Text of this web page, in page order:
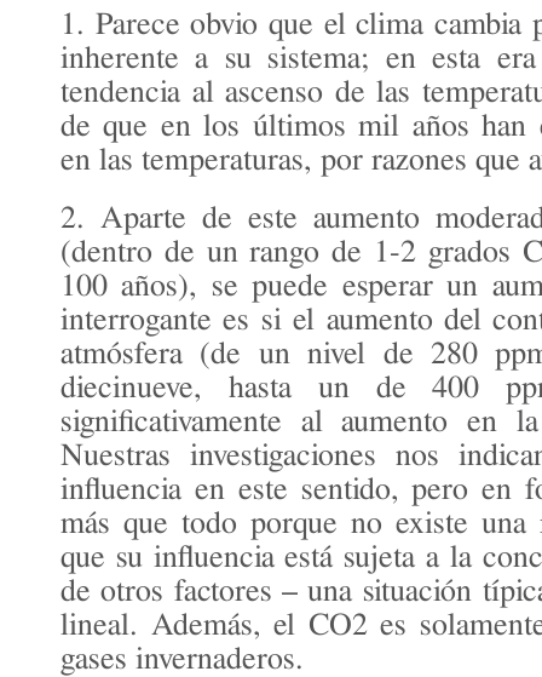
1. Parece obvio que el clima cambia
inherente a su sistema; en esta
tendencia al ascenso de las
de que en los últimos mil años han
en las temperaturas, por razones que
2. Aparte de este aumento
(dentro de un rango de 1-2 grados
100 años), se puede esperar un
interrogante es si el aumento del
atmósfera (de un nivel de 280
diecinueve, hasta un de 400
significativamente al aumento en
Nuestras investigaciones nos
influencia en este sentido, pero en
más que todo porque no existe una
que su influencia está sujeta a la
de otros factores – una situación
lineal. Además, el CO2 es
gases invernaderos.